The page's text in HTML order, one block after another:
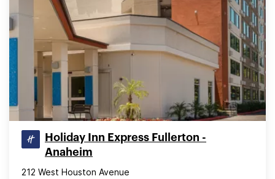
Holiday Inn Express Fullerton -
Anaheim
212 West Houston Avenue